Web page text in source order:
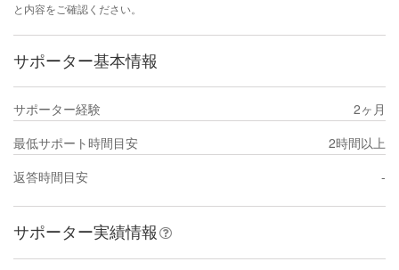
と内容をご確認ください。
サポーター基本情報
サポーター経験
2ヶ月
最低サポート時間目安
2時間以上
返答時間目安
-
サポーター実績情報